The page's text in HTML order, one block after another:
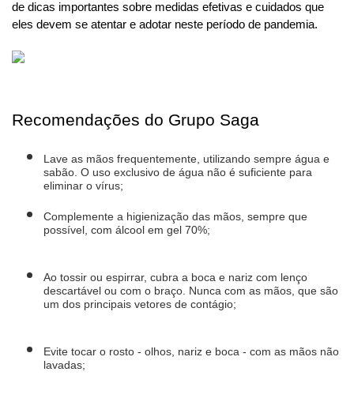
de dicas importantes sobre medidas efetivas e cuidados que
eles devem se atentar e adotar neste período de pandemia.
Recomendações do Grupo Saga
Lave as mãos frequentemente, utilizando sempre água e
sabão. O uso exclusivo de água não é suficiente para
eliminar o vírus;
Complemente a higienização das mãos, sempre que
possível, com álcool em gel 70%;
Ao tossir ou espirrar, cubra a boca e nariz com lenço
descartável ou com o braço. Nunca com as mãos, que são
um dos principais vetores de contágio;
Evite tocar o rosto - olhos, nariz e boca - com as mãos não
lavadas;